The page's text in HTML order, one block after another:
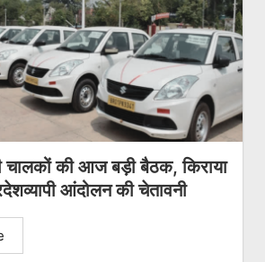
चालकों की आज बड़ी बैठक, किराया
आंदोलन की चेतावनी